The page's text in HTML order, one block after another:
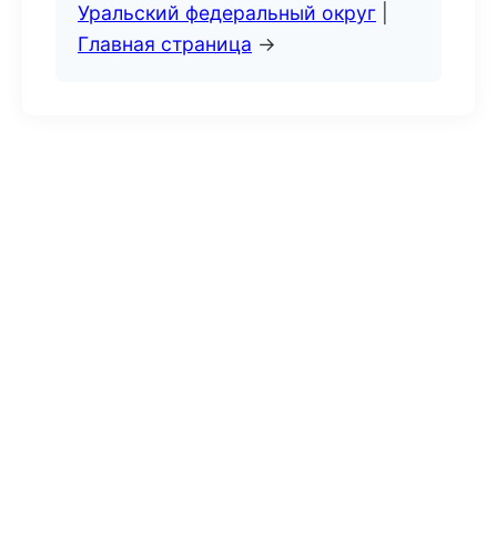
Уральский федеральный округ
Главная страница →